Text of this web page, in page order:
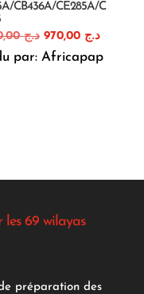
CB436A/CE285A/C
د.ج1.150,00
Le
prix
د.جLe
prix
par: Africapap
les 69 wilayas
préparation des